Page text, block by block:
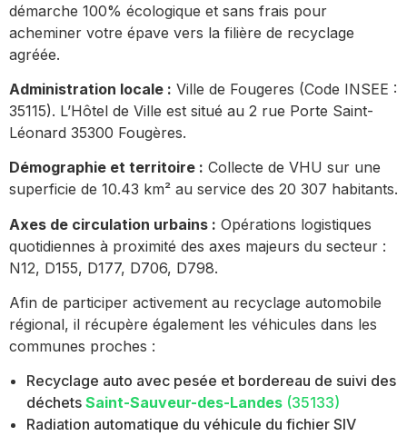
démarche 100% écologique et sans frais pour
acheminer votre épave vers la filière de recyclage
agréée.
Administration locale : Ville de Fougeres (Code INSEE :
35115). L’Hôtel de Ville est situé au 2 rue Porte Saint-
Léonard 35300 Fougères.
Démographie et territoire : Collecte de VHU sur une
superficie de 10.43 km² au service des 20 307 habitants.
Axes de circulation urbains : Opérations logistiques
quotidiennes à proximité des axes majeurs du secteur :
N12, D155, D177, D706, D798.
Afin de participer activement au recyclage automobile
régional, il récupère également les véhicules dans les
communes proches :
Recyclage auto avec pesée et bordereau de suivi des
déchets Saint-Sauveur-des-Landes (35133)
Radiation automatique du véhicule du fichier SIV